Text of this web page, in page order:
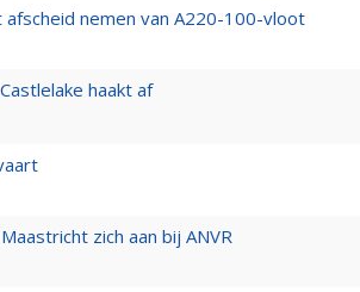
afscheid nemen van A220-100-vloot
haakt af
zich aan bij ANVR